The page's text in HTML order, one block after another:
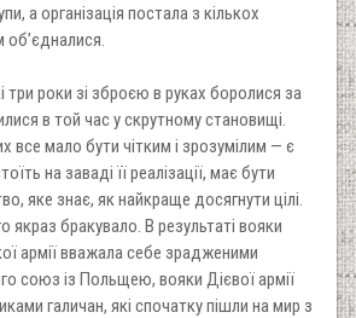
а організація постала з кількох
об’єдналися.
три роки зі зброєю в руках боролися за
в той час у скрутному становищі.
все мало бути чітким і зрозумілим — є
на заваді її реалізації, має бути
яке знає, як найкраще досягнути цілі.
якраз бракувало. В результаті вояки
армії вважала себе зрадженими
союз із Польщею, вояки Дієвої армії
галичан, які спочатку пішли на мир з